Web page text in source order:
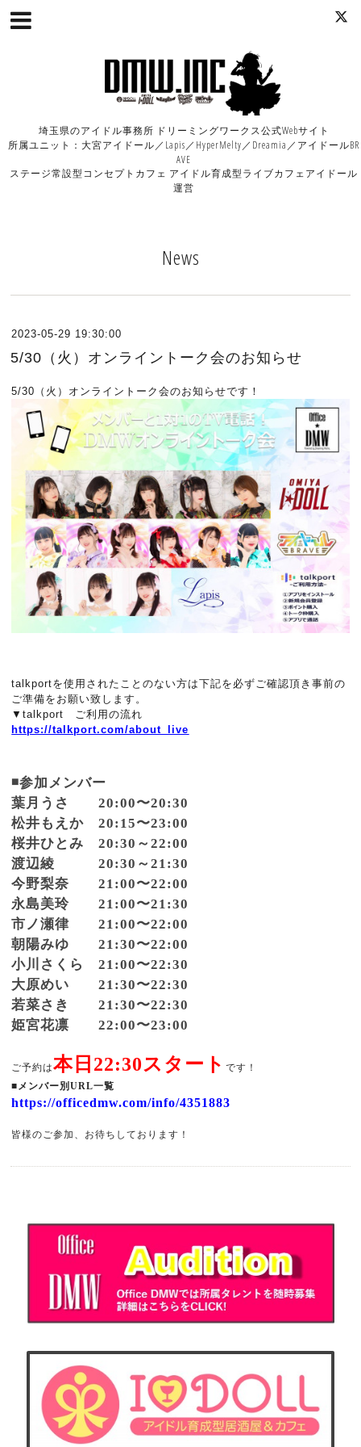
埼玉県のアイドル事務所 ドリーミングワークス公式Webサイト
所属ユニット：大宮アイドール／Lapis／HyperMelty／Dreamia／アイドールBR
AVE
ステージ常設型コンセプトカフェ アイドル育成型ライブカフェアイドール
運営
News
2023-05-29 19:30:00
5/30（火）オンライントーク会のお知らせ
5/30（火）オンライントーク会のお知らせです！
talkportを使用されたことのない方は下記を必ずご確認頂き事前の
ご準備をお願い致します。
▼talkport ご利用の流れ
https://talkport.com/about_live
◾️参加メンバー
葉月うさ 20:00〜20:30
松井もえか 20:15〜23:00
桜井ひとみ 20:30～22:00
渡辺綾 20:30～21:30
今野梨奈 21:00〜22:00
永島美玲 21:00〜21:30
市ノ瀬律21:00〜22:00
朝陽みゆ 21:30〜22:00
小川さくら 21:00〜22:30
大原めい 21:30〜22:30
若菜さき 21:30〜22:30
姫宮花凛 22:00〜23:00
ご予約は本日22:30スタートです！
■メンバー別URL一覧
https://officedmw.com/info/4351883
皆様のご参加、お待ちしております！